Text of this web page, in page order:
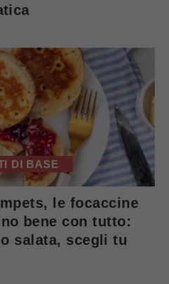
DI BASE
le focaccine
bene con tutto:
salata, scegli tu